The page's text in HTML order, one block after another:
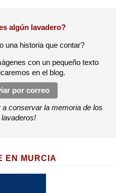
algún lavadero?
una historia que contar?
con un pequeño texto
en el blog.
por correo
a conservar la memoria de los
lavaderos!
EN MURCIA